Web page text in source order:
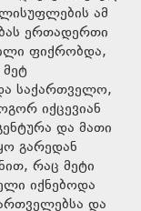
ამ
ერთადერთი
ფიქრობდა,
საქართველო,
იქცევიან
და მათი
გარედან
რაც მეტი
იქნებოდა
და